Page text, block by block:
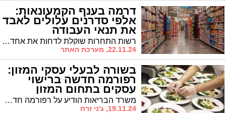
דרמה בענף הקמעונאות:
אלפי סדרנים עלולים לאבד
את תנאי העבודה
המשופרים רשות התחרות שוקלת לדחות את אחד המהלכים המשמעותיים ביותר בשוק הקמעונאות - העברת האחריות לסידור המדפים מהספקים הגדולים לרשתות השיווק. הסיבה: מרד הסדרנים שמסרבים לוותר על תנאי העבודה המשופרים שלהם
22.11.24, מערכת האתר
בשורה לבעלי עסקי המזון:
רפורמה חדשה ברישוי
עסקים בתחום המזון
משרד הבריאות הודיע על רפורמה חדשה ברישוי עסקים בתחום המזון. הרפורמה תיכנס לתוקף החל משנת 2025, ותכלול הקלות משמעותיות לבעלי העסקים בתחום המזון
19.11.24, ג'ני זרח